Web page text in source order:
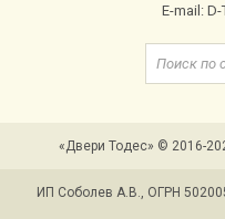
E-mail: D-
«Двери Тодес» © 2016-
ИП Соболев А.В., ОГРН